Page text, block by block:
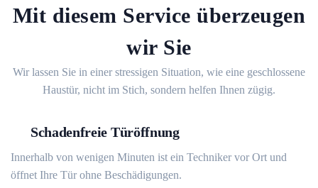
Mit diesem Service überzeugen
wir Sie
Wir lassen Sie in einer stressigen Situation, wie eine geschlossene
Haustür, nicht im Stich, sondern helfen Ihnen zügig.
Schadenfreie Türöffnung
Innerhalb von wenigen Minuten ist ein Techniker vor Ort und
öffnet Ihre Tür ohne Beschädigungen.